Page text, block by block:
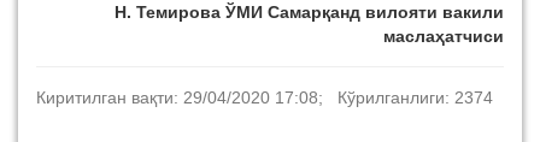
Н. Темирова ЎМИ Самарқанд вилояти вакили
маслаҳатчиси
Киритилган вақти: 29/04/2020 17:08; Кўрилганлиги: 2374